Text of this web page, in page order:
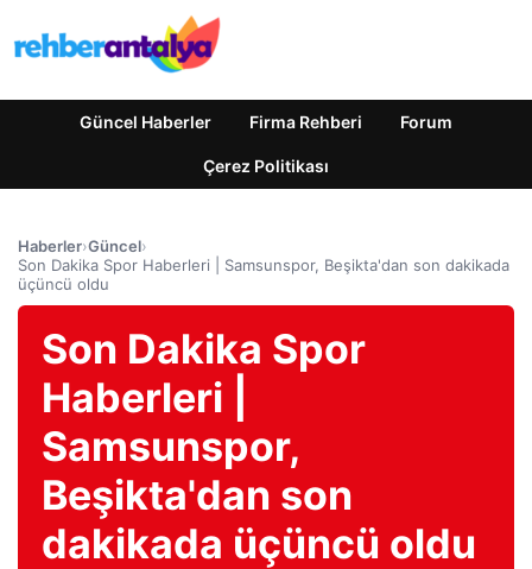
Güncel Haberler Firma Rehberi Forum
Çerez Politikası
Haberler›Güncel›
Son Dakika Spor Haberleri | Samsunspor, Beşikta'dan son dakikada
üçüncü oldu
Son Dakika Spor
Haberleri |
Samsunspor,
Beşikta'dan son
dakikada üçüncü oldu